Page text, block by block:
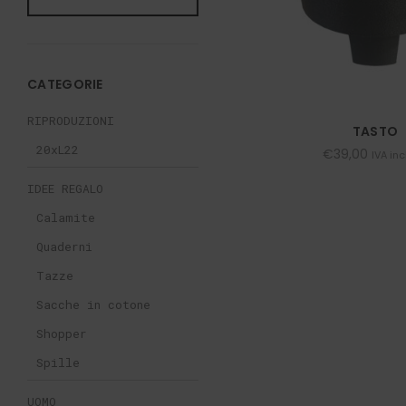
TASTO
€39,00 IVA
CATEGORIE
RIPRODUZIONI
20xL22
IDEE REGALO
Calamite
Quaderni
Tazze
Sacche in cotone
Shopper
Spille
UOMO